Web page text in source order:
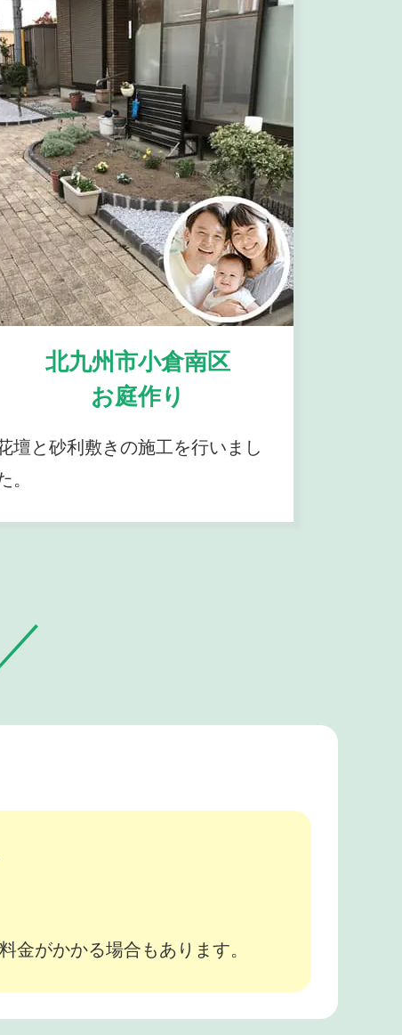
北九州市小倉南区
お庭作り
壇と砂利敷きの施工を行いまし
。
がかかる場合もあります。